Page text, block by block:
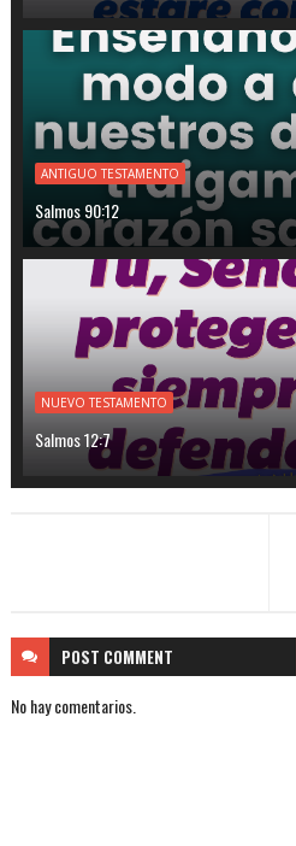
ANTIGUO TESTAMENTO
Salmos 90:12
NUEVO TESTAMENTO
Salmos 12:7
POST COMMENT
No hay comentarios.